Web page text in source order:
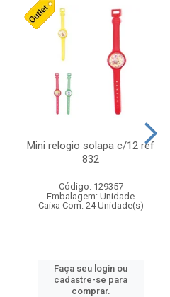
Mini relogio solapa c/12 ref
832
Código: 129357
Embalagem: Unidade
Caixa Com: 24 Unidade(s)
Faça seu login ou
cadastre-se para
comprar.